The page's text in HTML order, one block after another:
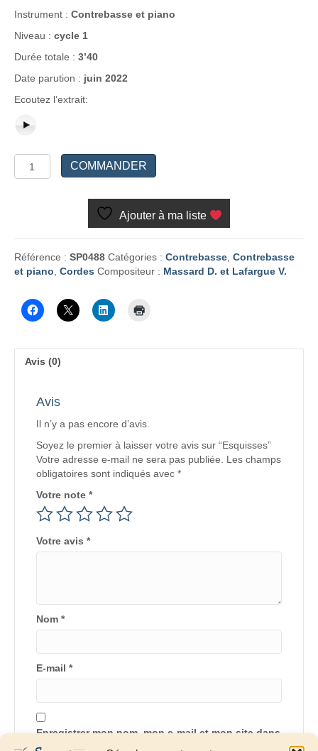
Instrument : Contrebasse et piano
Niveau : cycle 1
Durée totale : 3’40
Date parution : juin 2022
Ecoutez l’extrait:
de
COMMANDER
Ajouter à ma liste
Référence : SP0488 Catégories : Contrebasse Contrebasse
et piano Cordes Compositeur : Massard D. et Lafargue V.
Avis (0)
Avis
Il n’y a pas encore d’avis.
Soyez le premier à laisser votre avis sur “Esquisses”
Votre adresse e-mail ne sera pas publiée.
Les champs
obligatoires sont indiqués avec *
Votre note *
Votre avis *
Nom *
E-mail *
Enregistrer mon nom, mon e-mail et mon site dans
le navigateur pour mon prochain commentaire.